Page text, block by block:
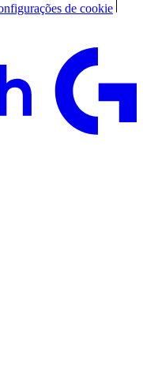
de cookie